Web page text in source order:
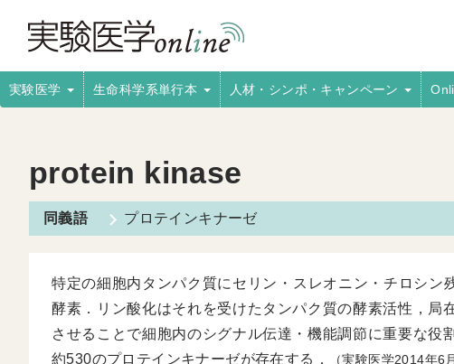
実験医学 生命科学系単行本 人材・シンポ・キャンペーン
protein kinase
プロテインキナーゼ
特定の細胞内タンパク質にセリン・スレオニン・チロシン
酵素．リン酸化はそれを受けたタンパク質の酵素活性，局
させることで細胞内のシグナル伝達・機能調節に重要な役
約530のプロテインキナーゼが存在する．
（実験医学2014年6